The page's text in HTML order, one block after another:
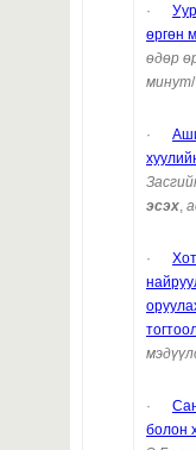
·
өргөн
өдөр
минут/
·
эсэх
·
·
болон